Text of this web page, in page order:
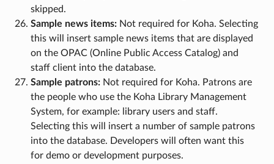
skipped.
Sample news items:Not required for Koha. Selecting
this will insert sample news items that are displayed
on the OPAC (Online Public Access Catalog) and
staff client into the database.
Sample patrons:Not required for Koha. Patrons are
the people who use the Koha Library Management
System, for example: library users and staff.
Selecting this will insert a number of sample patrons
into the database. Developers will often want this
for demo or development purposes.